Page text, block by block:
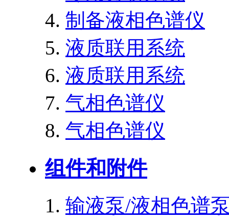
制备液相色谱仪
液质联用系统
液质联用系统
气相色谱仪
气相色谱仪
组件和附件
输液泵/液相色谱